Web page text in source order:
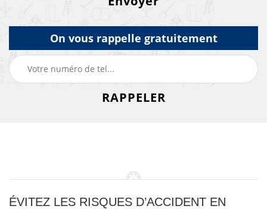
On vous rappelle gratuitement
ÉVITEZ LES RISQUES D’ACCIDENT EN